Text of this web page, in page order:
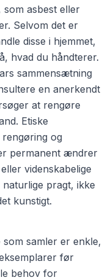
som asbest eller
Selvom det er
disse i hjemmet,
hvad du håndterer.
sammensætning
en anerkendt
at rengøre
Etiske
og
permanent ændrer
videnskabelige
pragt, ikke
kunstigt.
samler er enkle,
før
behov for